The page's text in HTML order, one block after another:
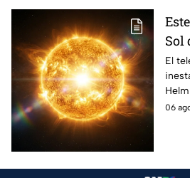
Sol
un
El
06